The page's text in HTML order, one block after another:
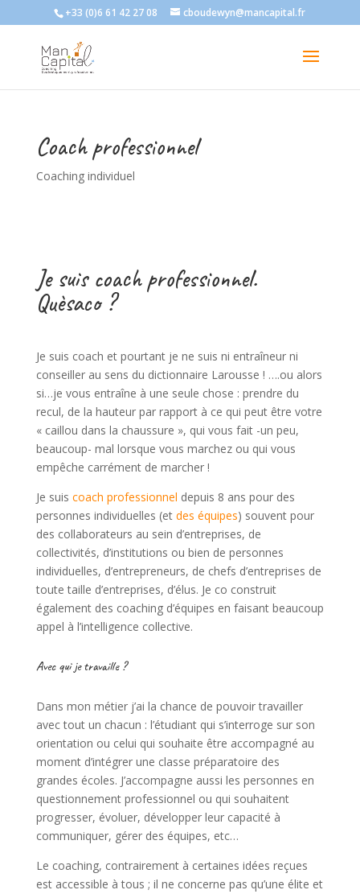
+33 (0)6 61 42 27 08 cboudewyn@mancapital.fr
Coach professionnel
Coaching individuel
Je suis coach professionnel.
Quèsaco ?
Je suis coach et pourtant je ne suis ni entraîneur ni
conseiller au sens du dictionnaire Larousse ! ….ou alors
si…je vous entraîne à une seule chose : prendre du
recul, de la hauteur par rapport à ce qui peut être votre
« caillou dans la chaussure », qui vous fait -un peu,
beaucoup- mal lorsque vous marchez ou qui vous
empêche carrément de marcher !
Je suis coach professionnel depuis 8 ans pour des
personnes individuelles (et des équipes) souvent pour
des collaborateurs au sein d’entreprises, de
collectivités, d’institutions ou bien de personnes
individuelles, d’entrepreneurs, de chefs d’entreprises de
toute taille d’entreprises, d’élus. Je co construit
également des coaching d’équipes en faisant beaucoup
appel à l’intelligence collective.
Avec qui je travaille ?
Dans mon métier j’ai la chance de pouvoir travailler
avec tout un chacun : l’étudiant qui s’interroge sur son
orientation ou celui qui souhaite être accompagné au
moment d’intégrer une classe préparatoire des
grandes écoles. J’accompagne aussi les personnes en
questionnement professionnel ou qui souhaitent
progresser, évoluer, développer leur capacité à
communiquer, gérer des équipes, etc…
Le coaching, contrairement à certaines idées reçues
est accessible à tous ; il ne concerne pas qu’une élite et